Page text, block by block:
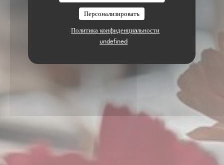
Персонализировать
Политика конфиденциальности
undefined